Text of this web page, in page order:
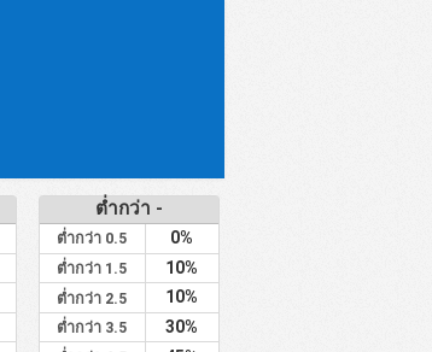
ต่ำกว่า -
ต่ำกว่า 0.5 0%
ต่ำกว่า 1.5 10%
ต่ำกว่า 2.5 10%
ต่ำกว่า 3.5 30%